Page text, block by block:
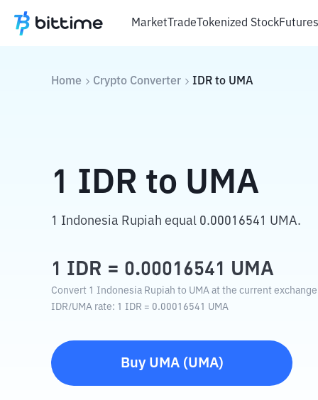
MarketTradeTokenized StockFutures
Home Crypto Converter IDR to UMA
1 IDR to UMA
1 Indonesia Rupiah equal 0.00016541 UMA.
1 IDR = 0.00016541 UMA
Convert 1 Indonesia Rupiah to UMA at the current
IDR/UMA rate: 1 IDR = 0.00016541 UMA
Buy UMA(UMA)